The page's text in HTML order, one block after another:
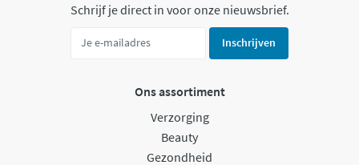
Schrijf je direct in voor onze nieuwsbrief.
Inschrijven
Ons assortiment
Verzorging
Beauty
Gezondheid